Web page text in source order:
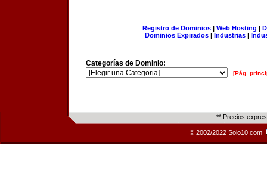
Registro de Dominios| Web Hosting |
Dominios Expirados | Industrias |
Categorías de Dominio:
[Pág.
** Precios
© 2002/2022 Solo10.com